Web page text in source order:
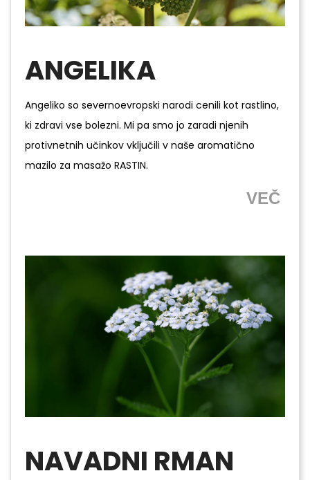
ANGELIKA
Angeliko so severnoevropski narodi cenili kot rastlino,
ki zdravi vse bolezni. Mi pa smo jo zaradi njenih
protivnetnih učinkov vključili v naše aromatično
mazilo za masažo RASTIN.
VEČ
NAVADNI RMAN